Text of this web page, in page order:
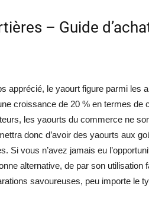
– Guide
apprécié, le yaourt figure parmi les
croissance de 20 % en termes de
les yaourts du commerce ne
donc d’avoir des yaourts aux
Si vous n’avez jamais eu
alternative, de par son utilisation
savoureuses, peu importe le